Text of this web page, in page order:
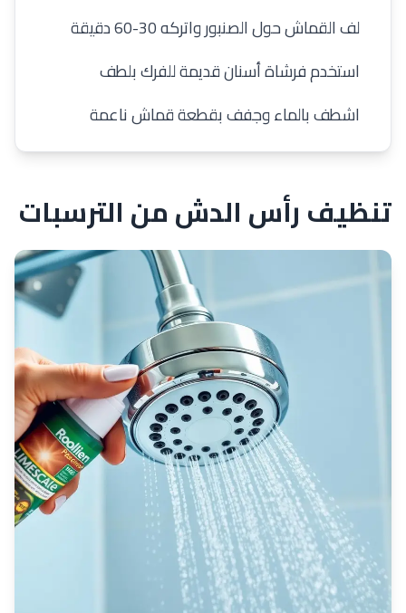
لف القماش حول الصنبور واتركه 30-60 دقيقة
استخدم فرشاة أسنان قديمة للفرك بلطف
اشطف بالماء وجفف بقطعة قماش ناعمة
تنظيف رأس الدش من الترسبات